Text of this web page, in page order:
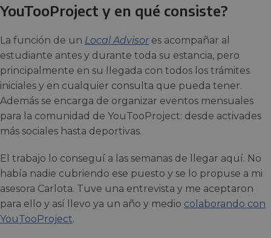
YouTooProject y en qué consiste?
La función de un Local Advisor es acompañar al
estudiante antes y durante toda su estancia, pero
principalmente en su llegada con todos los trámites
iniciales y en cualquier consulta que pueda tener.
Además se encarga de organizar eventos mensuales
para la comunidad de YouTooProject: desde activades
más sociales hasta deportivas.
El trabajo lo conseguí a las semanas de llegar aquí. No
había nadie cubriendo ese puesto y se lo propuse a mi
asesora Carlota. Tuve una entrevista y me aceptaron
para ello y así llevo ya un año y medio colaborando con
YouTooProject.